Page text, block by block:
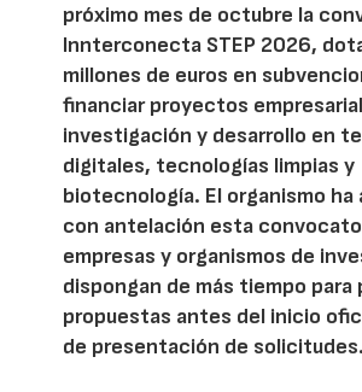
próximo mes de octubre la
Innterconecta STEP 2026,
millones de euros en
financiar proyectos
investigación y desarrollo en
digitales, tecnologías limpias y
biotecnología. El organismo ha
con antelación esta
empresas y organismos de
dispongan de más tiempo para
propuestas antes del inicio
de presentación de solicitudes.